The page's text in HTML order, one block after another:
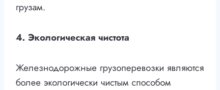
грузам.
4. Экологическая чистота
Железнодорожные грузоперевозки являются
более экологически чистым способом